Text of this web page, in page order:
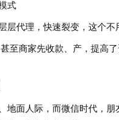
式
层代理，快速裂变，这个不
商家先收款、产，提高了
面人际，而微信时代，朋